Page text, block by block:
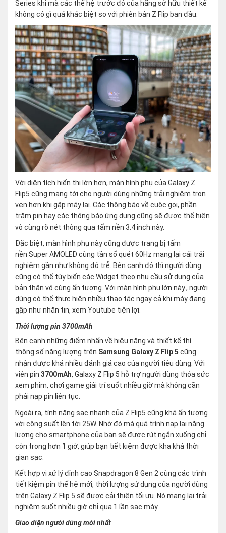
Series khi mà các thế hệ trước đó của hãng sở hữu thiết kế
không có gì quá khác biệt so với phiên bản Z Flip ban đầu.
Với diện tích hiển thị lớn hơn, màn hình phụ của Galaxy Z
Flip5 cũng mang tới cho người dùng những trải nghiệm trọn
vẹn hơn khi gập máy lại. Các thông báo về cuộc gọi, phần
trăm pin hay các thông báo ứng dụng cũng sẽ được thể hiện
vô cùng rõ nét thông qua tấm nền 3.4 inch này.
Đặc biệt, màn hình phụ này cũng được trang bị tấm
nền Super AMOLED cùng tần số quét 60Hz mang lại cái trải
nghiệm gần như không độ trễ. Bên cạnh đó thì người dùng
cũng có thể tùy biến các Widget theo nhu cầu sử dụng của
bản thân vô cùng ấn tượng. Với màn hình phụ lớn này., người
dùng có thể thực hiện nhiều thao tác ngay cả khi máy đang
gập như nhăn tin, xem Youtube tiện lợi.
Thời lượng pin 3700mAh
Bên cạnh những điểm nhấn về hiệu năng và thiết kế thì
thông số năng lượng trên Samsung Galaxy Z Flip 5 cũng
nhận được khá nhiều đánh giá cao của người tiêu dùng. Với
viên pin 3700mAh, Galaxy Z Flip 5 hỗ trợ người dùng thỏa sức
xem phim, chơi game giải trí suốt nhiều giờ mà không cần
phải nạp pin liên tục.
Ngoài ra, tính năng sạc nhanh của Z Flip5 cũng khá ấn tượng
với công suất lên tới 25W. Nhờ đó mà quá trình nạp lại năng
lượng cho smartphone của bạn sẽ được rút ngắn xuống chỉ
còn trong hơn 1 giờ, giúp bạn tiết kiệm được kha khá thời
gian sạc.
Kết hợp vi xử lý đỉnh cao Snapdragon 8 Gen 2 cùng các trình
tiết kiệm pin thế hệ mới, thời lượng sử dụng của người dùng
trên Galaxy Z Flip 5 sẽ được cải thiện tối ưu. Nó mang lại trải
nghiệm suốt nhiều giờ chỉ qua 1 lần sạc máy.
Giao diện người dùng mới nhất